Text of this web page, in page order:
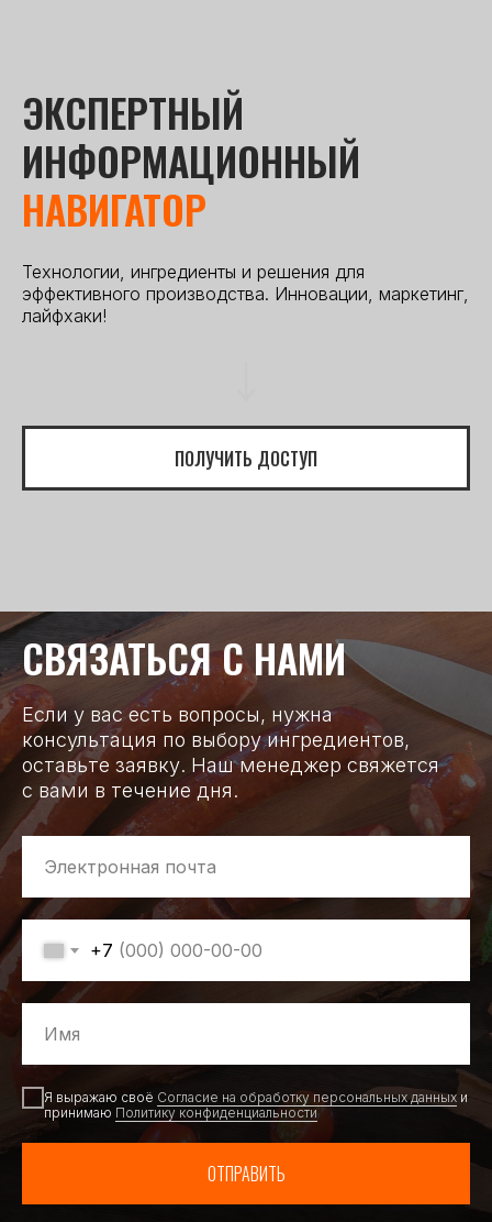
ЭКСПЕРТНЫЙ
ИНФОРМАЦИОННЫЙ
НАВИГАТОР
Технологии, ингредиенты и решения для
эффективного производства. Инновации, маркетинг,
лайфхаки!
ПОЛУЧИТЬ ДОСТУП
СВЯЗАТЬСЯ С НАМИ
Если у вас есть вопросы, нужна
консультация по выбору ингредиентов,
оставьте заявку. Наш менеджер свяжется
с вами в течение дня.
+7
Я выражаю своё Согласие на обработку персональных данных и
принимаю Политику конфиденциальности
ОТПРАВИТЬ